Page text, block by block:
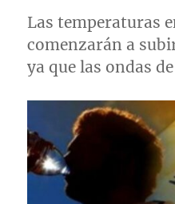
Las temperaturas
comenzarán a
ya que las ondas